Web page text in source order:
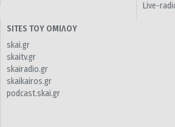
Live-
SITES ΤΟΥ ΟΜΙΛΟΥ
skai.gr
skaitv.gr
skairadio.gr
skaikairos.gr
podcast.skai.gr